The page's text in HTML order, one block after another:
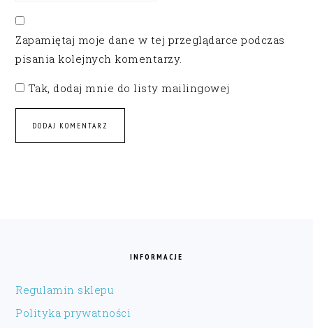
Zapamiętaj moje dane w tej przeglądarce podczas
pisania kolejnych komentarzy.
Tak, dodaj mnie do listy mailingowej
INFORMACJE
Regulamin sklepu
Polityka prywatności